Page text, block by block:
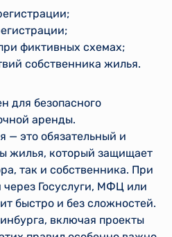
фиктивных схемах;
собственника жилья.
для безопасного
аренды.
— это обязательный и
жилья, который защищает
так и собственника. При
Госуслуги, МФЦ или
быстро и без сложностей.
включая проекты